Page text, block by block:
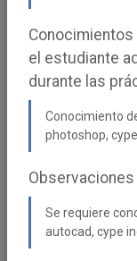
el estudiante
durante las
Conocimiento
photoshop, cype
Observaciones
Se requiere
autocad, cype